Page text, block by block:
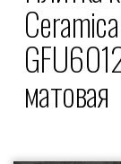
матовая